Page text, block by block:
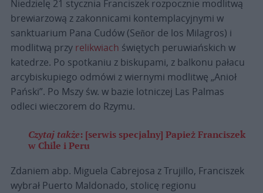
Niedzielę 21 stycznia Franciszek rozpocznie modlitwą
brewiarzową z zakonnicami kontemplacyjnymi w
sanktuarium Pana Cudów (Señor de los Milagros) i
modlitwą przy relikwiach świętych peruwiańskich w
katedrze. Po spotkaniu z biskupami, z balkonu pałacu
arcybiskupiego odmówi z wiernymi modlitwę „Anioł
Pański”. Po Mszy św. w bazie lotniczej Las Palmas
odleci wieczorem do Rzymu.
Czytaj także: [serwis specjalny] Papież Franciszek
w Chile i Peru
Zdaniem abp. Miguela Cabrejosa z Trujillo, Franciszek
wybrał Puerto Maldonado, stolicę regionu